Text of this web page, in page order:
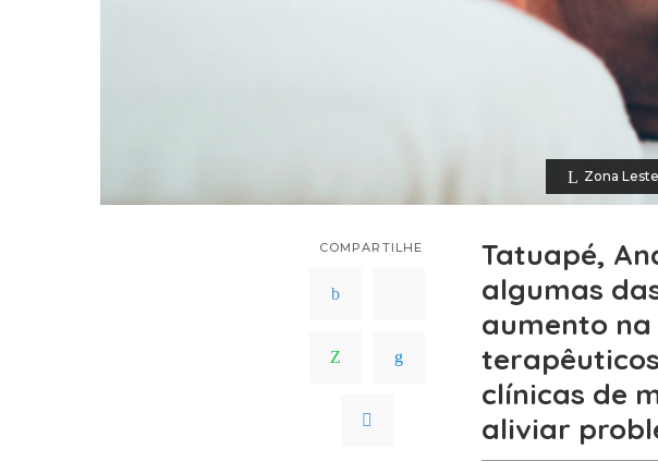
Zona
COMPARTILHE
Tatuapé,
algumas
aumento
clínicas de
aliviar